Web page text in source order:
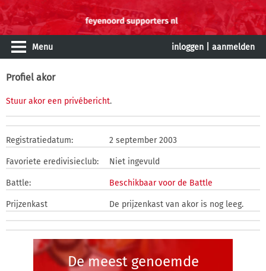
Menu inloggen aanmelden
Profiel akor
Stuur akor een privébericht.
Registratiedatum: 2 september 2003
Favoriete eredivisieclub: Niet ingevuld
Battle: Beschikbaar voor de Battle
Prijzenkast De prijzenkast van akor is nog leeg.
De meest genoemde